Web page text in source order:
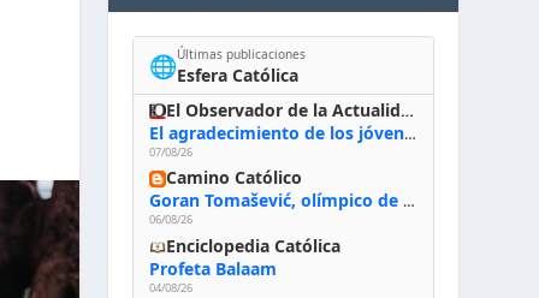
🌐Últimas publicaciones
Esfera Católica
El Observador de la Actualidad
El agradecimiento de los jóvenes al Papa: «Hoy nos sentimos Iglesia»
07/08/26
Camino Católico
Goran Tomašević, olímpico de waterpolo: «Al terminar el Camino de Santiago entregué mi vida a Cristo; hablé con Dios y le dije: ‘Estoy listo; estoy a tu servicio. Puedo llevar lo que sea necesario para ti’»
06/08/26
Enciclopedia Católica
Profeta Balaam
04/08/26